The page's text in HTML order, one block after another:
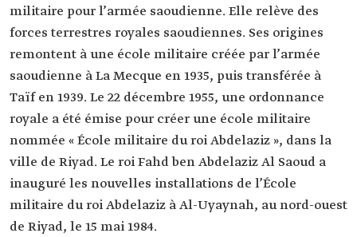
militaire pour l’armée saoudienne. Elle relève des
forces terrestres royales saoudiennes. Ses origines
remontent à une école militaire créée par l’armée
saoudienne à La Mecque en 1935, puis transférée à
Taïf en 1939. Le 22 décembre 1955, une ordonnance
royale a été émise pour créer une école militaire
nommée « École militaire du roi Abdelaziz », dans la
ville de Riyad. Le roi Fahd ben Abdelaziz Al Saoud a
inauguré les nouvelles installations de l’École
militaire du roi Abdelaziz à Al-Uyaynah, au nord-ouest
de Riyad, le 15 mai 1984.